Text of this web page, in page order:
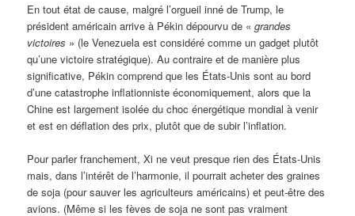
En tout état de cause, malgré l’orgueil inné de Trump, le
président américain arrive à Pékin dépourvu de «grandes
victoires » (le Venezuela est considéré comme un gadget plutôt
qu’une victoire stratégique). Au contraire et de manière plus
significative, Pékin comprend que les États-Unis sont au bord
d’une catastrophe inflationniste économiquement, alors que la
Chine est largement isolée du choc énergétique mondial à venir
et est en déflation des prix, plutôt que de subir l’inflation.
Pour parler franchement, Xi ne veut presque rien des États-Unis
mais, dans l’intérêt de l’harmonie, il pourrait acheter des graines
de soja (pour sauver les agriculteurs américains) et peut-être des
avions. (Même si les fèves de soja ne sont pas vraiment